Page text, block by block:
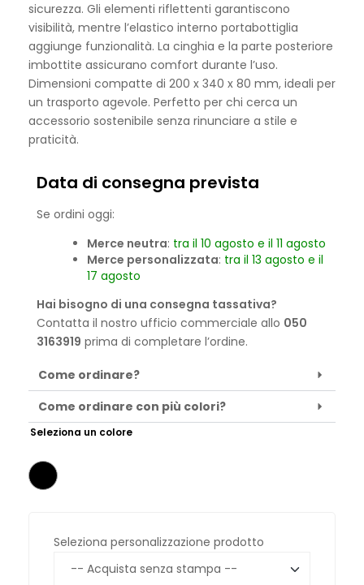
sicurezza. Gli elementi riflettenti garantiscono
visibilità, mentre l’elastico interno portabottiglia
aggiunge funzionalità. La cinghia e la parte posteriore
imbottite assicurano comfort durante l’uso.
Dimensioni compatte di 200 x 340 x 80 mm, ideali per
un trasporto agevole. Perfetto per chi cerca un
accessorio sostenibile senza rinunciare a stile e
praticità.
Data di consegna prevista
Se ordini oggi:
Merce neutra: tra il 10 agosto e il 11 agosto
Merce personalizzata: tra il 13 agosto e il
17 agosto
Hai bisogno di una consegna tassativa?
Contatta il nostro ufficio commerciale allo 050
3163919 prima di completare l’ordine.
Come ordinare?
Come ordinare con più colori?
Seleziona un colore
Seleziona personalizzazione prodotto